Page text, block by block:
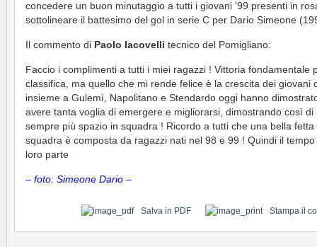
concedere un buon minutaggio a tutti i giovani '99 presenti in
sottolineare il battesimo del gol in serie C per Dario Simeone
Il commento di Paolo Iacovelli tecnico del Pomigliano:
Faccio i complimenti a tutti i miei ragazzi ! Vittoria fondamentale
classifica, ma quello che mi rende felice è la crescita dei giovani
insieme a Gulemì, Napolitano e Stendardo oggi hanno
avere tanta voglia di emergere e migliorarsi, dimostrando così di
sempre più spazio in squadra ! Ricordo a tutti che una bella fetta
squadra è composta da ragazzi nati nel 98 e 99 ! Quindi il
loro parte
– foto: Simeone Dario –
Salva in PDF Stampa il